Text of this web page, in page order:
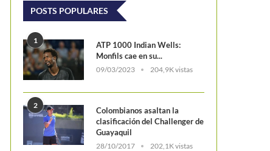
Cuatro años esperó Cilic para volver a
Un italiano, el nuevo fichaje
POSTS POPULARES
1
ATP 1000 Indian Wells:
Monfils cae en su...
09/03/2023 204,9K vistas
2
Colombianos asaltan la
clasificación del Challenger de
Guayaquil
28/10/2017 202,1K vistas